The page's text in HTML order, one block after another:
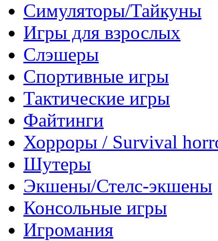
Симуляторы/Тайкуны
Игры для взрослых
Слэшеры
Спортивные игры
Тактические игры
Файтинги
Хорроры / Survival
Шутеры
Экшены/Стелс-экшены
Консольные игры
Игромания